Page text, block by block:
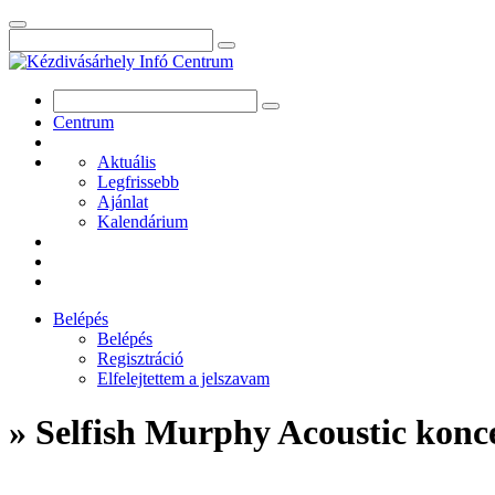
Centrum
Aktuális
Legfrissebb
Ajánlat
Kalendárium
Belépés
Belépés
Regisztráció
Elfelejtettem a jelszavam
» Selfish Murphy Acoustic